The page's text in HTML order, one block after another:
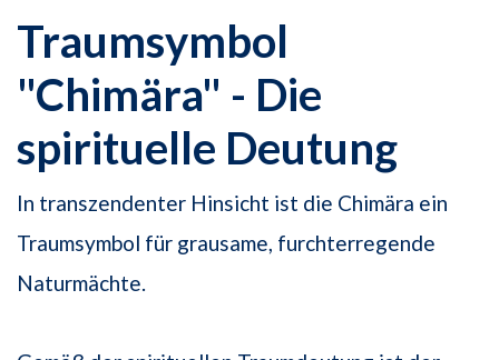
Traumsymbol
"Chimära" - Die
spirituelle Deutung
In transzendenter Hinsicht ist die Chimära ein
Traumsymbol für grausame, furchterregende
Naturmächte.